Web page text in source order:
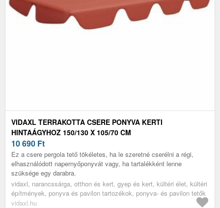
VIDAXL TERRAKOTTA CSERE PONYVA KERTI
HINTAÁGYHOZ 150/130 X 105/70 CM
10 690 Ft
Ez a csere pergola tető tökéletes, ha le szeretné cserélni a régi,
elhasználódott napernyőponyvát vagy, ha tartalékként lenne
szüksége egy darabra.
vidaxl, narancssárga, otthon és kert, gyep és kert, kültéri élet, kültéri
építmények, ponyva és pavilon tartozékok, ponyva- és pavilon tetők
vidaxl.hu